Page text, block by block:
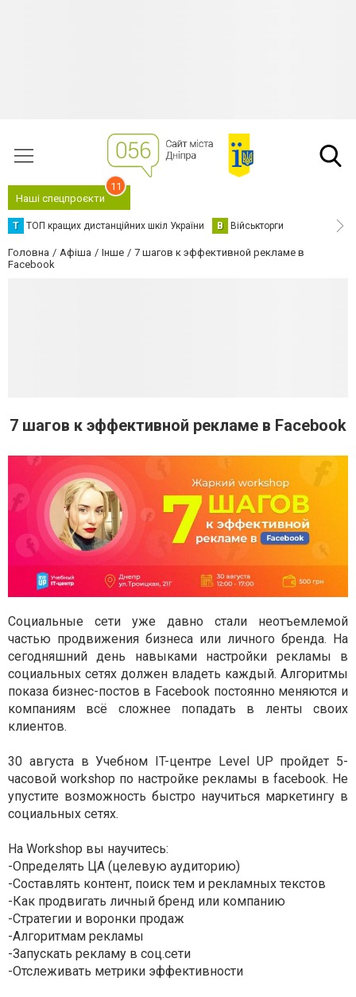
Наші спецпроєкти
11
Т ТОП кращих дистанційних шкіл України В Військторги
Головна Афіша Інше
7 шагов к эффективной рекламе в
Facebook
7 шагов к эффективной рекламе в Facebook
Социальные сети уже давно стали неотъемлемой
частью продвижения бизнеса или личного бренда. На
сегодняшний день навыками настройки рекламы в
социальных сетях должен владеть каждый. Алгоритмы
показа бизнес-постов в Facebook постоянно меняются и
компаниям всё сложнее попадать в ленты своих
клиентов.
30 августа в Учебном IT-центре Level UP пройдет 5-
часовой workshop по настройке рекламы в facebook. Не
упустите возможность быстро научиться маркетингу в
социальных сетях.
На Workshop вы научитесь:
-Определять ЦА (целевую аудиторию)
-Составлять контент, поиск тем и рекламных текстов
-Как продвигать личный бренд или компанию
-Стратегии и воронки продаж
-Алгоритмам рекламы
-Запускать рекламу в соц.сети
-Отслеживать метрики эффективности